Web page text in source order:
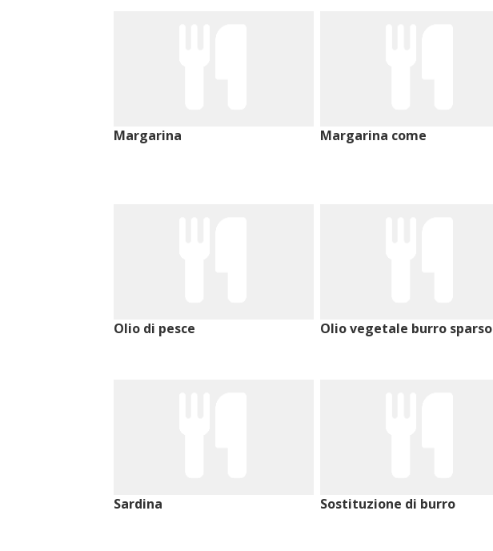
Margarina Margarina come
Olio di pesce Olio vegetale burro sparso
Sardina Sostituzione di burro